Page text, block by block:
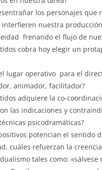
los personajes que
interfieren nuestra
frenando el flujo de
cobra hoy elegir un
lugar operativo para el
animador, facilitador?
adquiere la co-
las indicaciones y
psicodramáticas?
potencian el sentido
cuáles refuerzan la
tales como: «sálvese